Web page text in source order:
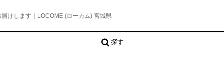
けします｜LOCOME (ローカム) 宮城県
探す